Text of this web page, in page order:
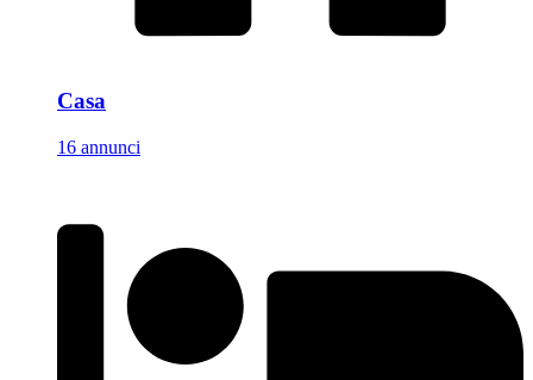
Casa
16 annunci